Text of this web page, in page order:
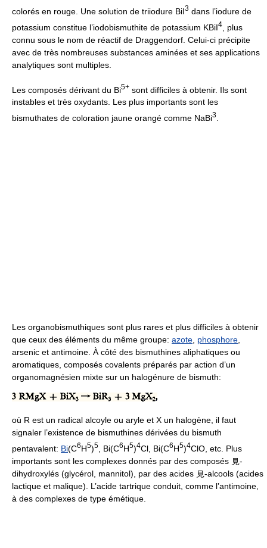
colorés en rouge. Une solution de triiodure BiI3 dans l’iodure de
potassium constitue l’iodobismuthite de potassium KBiI4
, plus
connu sous le nom de réactif de Draggendorf. Celui-ci précipite
avec de très nombreuses substances aminées et ses applications
analytiques sont multiples.
Les composés dérivant du Bi5+ sont difficiles à obtenir. Ils sont
instables et très oxydants. Les plus importants sont les
bismuthates de coloration jaune orangé comme NaBi3
Les organobismuthiques sont plus rares et plus difficiles à obtenir
que ceux des éléments du même groupe: azote phosphore
arsenic et antimoine. À côté des bismuthines aliphatiques ou
aromatiques, composés covalents préparés par action d’un
organomagnésien mixte sur un halogénure de bismuth:
où R est un radical alcoyle ou aryle et X un halogène, il faut
signaler l’existence de bismuthines dérivées du bismuth
pentavalent: Bi(C6H5)5 , Bi(C6H5)4Cl, Bi(C6H5)4ClO, etc. Plus
importants sont les complexes donnés par des composés 見-
dihydroxylés (glycérol, mannitol), par des acides 見-alcools (acides
lactique et malique). L’acide tartrique conduit, comme l’antimoine,
à des complexes de type émétique.